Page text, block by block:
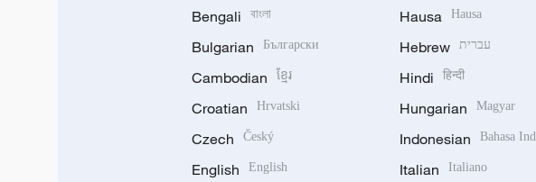
Bengali বাংলা
Bulgarian Български
Cambodian ខ្មែរ
Croatian Hrvatski
Czech Český
English English
Hausa Hausa
Hebrew עברית
Hindi हिन्दी
Hungarian Magyar
Indonesian Bahasa
Italian Italiano